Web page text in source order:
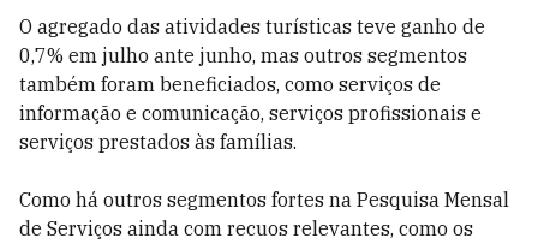
O agregado das atividades turísticas teve ganho de
0,7% em julho ante junho, mas outros segmentos
também foram beneficiados, como serviços de
informação e comunicação, serviços profissionais e
serviços prestados às famílias.
Como há outros segmentos fortes na Pesquisa Mensal
de Serviços ainda com recuos relevantes, como os